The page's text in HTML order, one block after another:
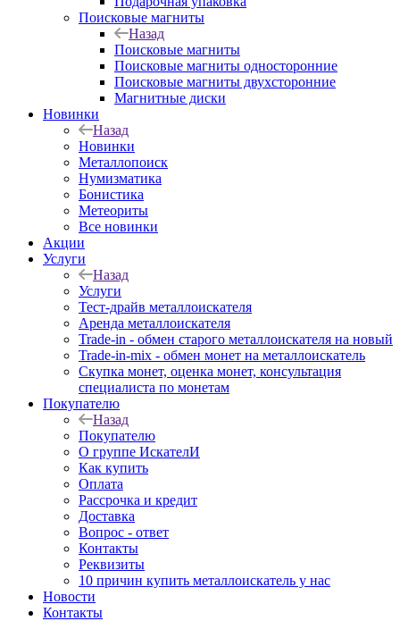
Поисковые магниты
Назад
Поисковые магниты
Поисковые магниты односторонние
Поисковые магниты двухсторонние
Магнитные диски
Новинки
Назад
Новинки
Металлопоиск
Нумизматика
Бонистика
Метеориты
Все новинки
Акции
Услуги
Назад
Услуги
Тест-драйв металлоискателя
Аренда металлоискателя
Trade-in - обмен старого металлоискателя на новый
Trade-in-mix - обмен монет на металлоискатель
Скупка монет, оценка монет, консультация
специалиста по монетам
Покупателю
Назад
Покупателю
О группе ИскателИ
Как купить
Оплата
Рассрочка и кредит
Доставка
Вопрос - ответ
Контакты
Реквизиты
10 причин купить металлоискатель у нас
Новости
Контакты